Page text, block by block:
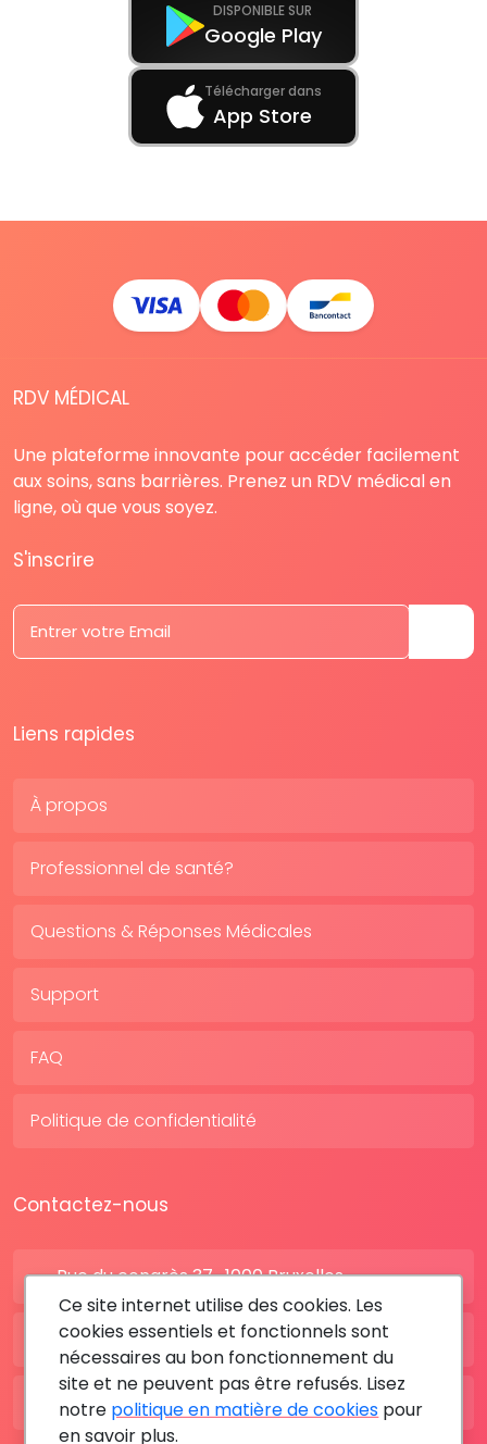
DISPONIBLE SUR
Google Play
Télécharger dans
App Store
RDV MÉDICAL
Une plateforme innovante pour accéder facilement
aux soins, sans barrières. Prenez un RDV médical en
ligne, où que vous soyez.
S'inscrire
Liens rapides
À propos
Professionnel de santé?
Questions & Réponses Médicales
Support
FAQ
Politique de confidentialité
Contactez-nous
Rue du congrès 37 , 1000 Bruxelles
BE: +32 28080227
FR: +33 183642895
Ce site internet utilise des cookies. Les
cookies essentiels et fonctionnels sont
nécessaires au bon fonctionnement du
site et ne peuvent pas être refusés. Lisez
notre politique en matière de cookies pour
en savoir plus.